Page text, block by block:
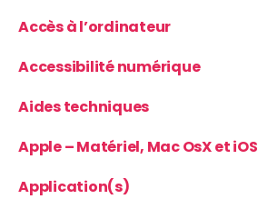
Accès à l’ordinateur
Accessibilité numérique
Aides techniques
Apple – Matériel, Mac OsX et iOS
Application(s)